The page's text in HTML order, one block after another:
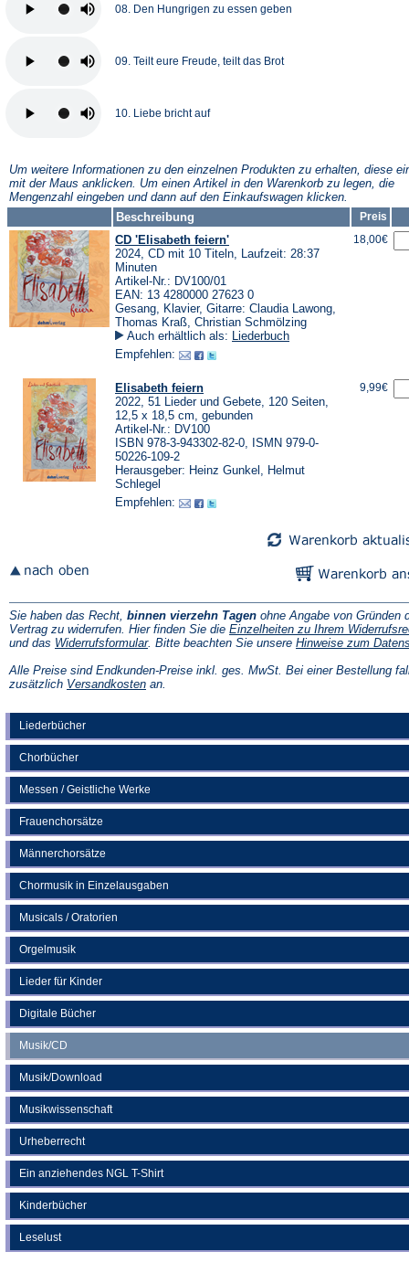
Liederbücher
Chorbücher
Messen / Geistliche Werke
Frauenchorsätze
Männerchorsätze
Chormusik in Einzelausgaben
Musicals / Oratorien
Orgelmusik
Lieder für Kinder
Digitale Bücher
Musik/CD
Musik/Download
Musikwissenschaft
Urheberrecht
Ein anziehendes NGL T-Shirt
Kinderbücher
Leselust
08. Den Hungrigen zu essen geben
09. Teilt eure Freude, teilt das Brot
10. Liebe bricht auf
Um weitere Informationen zu den einzelnen Produkten zu erhalten, diese
mit der Maus anklicken. Um einen Artikel in den Warenkorb zu legen, die
Mengenzahl eingeben und dann auf den Einkaufswagen klicken.
Beschreibung
Preis
CD 'Elisabeth feiern'
2024, CD mit 10 Titeln, Laufzeit: 28:37
Minuten
Artikel-Nr.: DV100/01
EAN: 13 4280000 27623 0
Gesang, Klavier, Gitarre: Claudia Lawong,
Thomas Kraß, Christian Schmölzing
Auch erhältlich als: Liederbuch
Empfehlen:
18,00€
Elisabeth feiern
2022, 51 Lieder und Gebete, 120 Seiten,
12,5 x 18,5 cm, gebunden
Artikel-Nr.: DV100
ISBN 978-3-943302-82-0, ISMN 979-0-
50226-109-2
Herausgeber: Heinz Gunkel, Helmut
Schlegel
Empfehlen:
9,99€
Sie haben das Recht, binnen vierzehn Tagen ohne Angabe von Gründen
Vertrag zu widerrufen. Hier finden Sie die Einzelheiten zu Ihrem
und das Widerrufsformular(Öffnet
einem
neuen
. Bitte beachten Sie unsere Hinweise zum
Alle Preise sind Endkunden-Preise inkl. ges. MwSt. Bei einer Bestellung
zusätzlich Versandkosten(Öffnet
an.